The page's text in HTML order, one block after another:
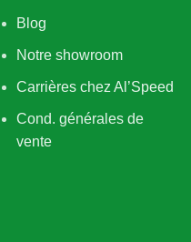
Blog
Notre showroom
Carrières chez Al’Speed
Cond. générales de
vente